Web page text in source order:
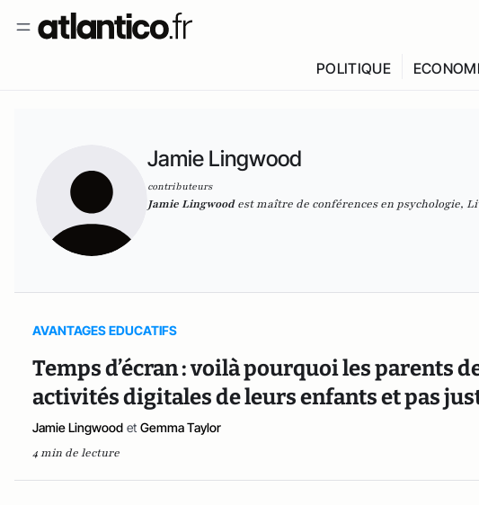
POLITIQUE
Jamie Lingwood
contributeurs
Jamie Lingwoodest maître de conférences en psychologie,
AVANTAGES EDUCATIFS
Temps d’écran : voilà pourquoi les parents
activités digitales de leurs enfants et pas
Jamie Lingwood et Gemma Taylor
4 min de lecture